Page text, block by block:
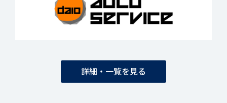
詳細・一覧を見る